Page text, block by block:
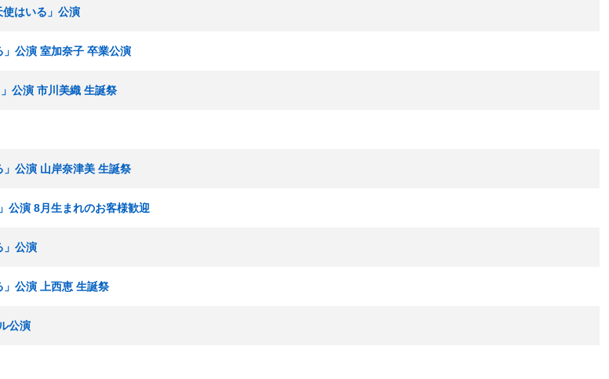
はいる」公演
公演 室加奈子 卒業公演
公演 市川美織 生誕祭
公演 山岸奈津美 生誕祭
公演 8月生まれのお客様歓迎
」公演
公演 上西恵 生誕祭
公演